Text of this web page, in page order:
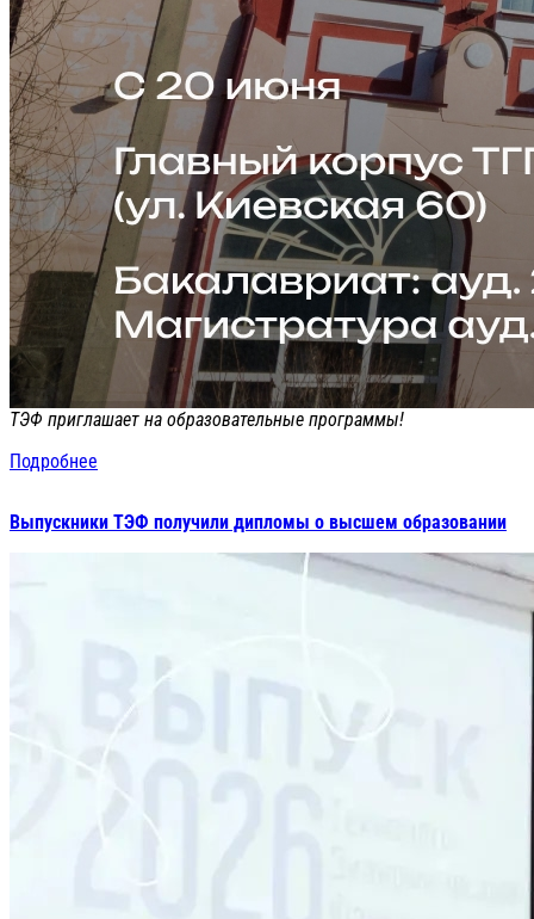
ТЭФ приглашает на образовательные программы!
Подробнее
Выпускники ТЭФ получили дипломы о высшем образовании